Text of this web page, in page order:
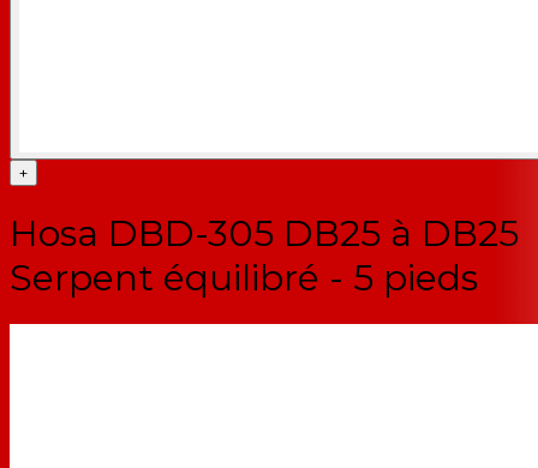
+
Hosa DBD-305 DB25 à DB25
Serpent équilibré - 5 pieds